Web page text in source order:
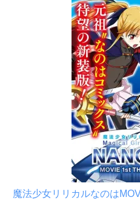
魔法少女リリカルなのは